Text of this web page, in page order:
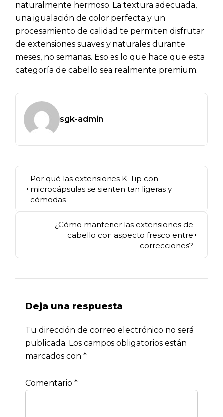
naturalmente hermoso. La textura adecuada,
una igualación de color perfecta y un
procesamiento de calidad te permiten disfrutar
de extensiones suaves y naturales durante
meses, no semanas. Eso es lo que hace que esta
categoría de cabello sea realmente premium.
sgk-admin
Por qué las extensiones K-Tip con
microcápsulas se sienten tan ligeras y
cómodas
¿Cómo mantener las extensiones de
cabello con aspecto fresco entre
correcciones?
Deja una respuesta
Tu dirección de correo electrónico no será
publicada. Los campos obligatorios están
marcados con *
Comentario *